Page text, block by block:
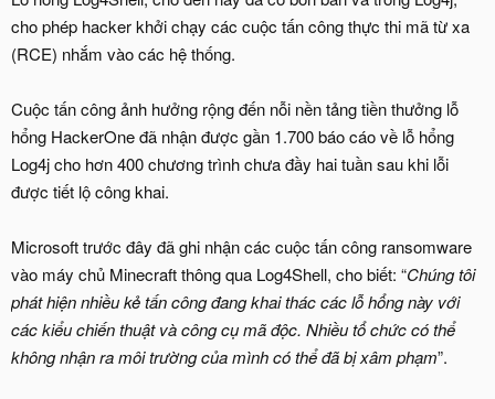
cho phép hacker khởi chạy các cuộc tấn công thực thi mã từ xa
(RCE) nhắm vào các hệ thống.
Cuộc tấn công ảnh hưởng rộng đến nỗi nền tảng tiền thưởng lỗ
hổng HackerOne đã nhận được gần 1.700 báo cáo về lỗ hổng
Log4j cho hơn 400 chương trình chưa đầy hai tuần sau khi lỗi
được tiết lộ công khai.
Microsoft trước đây đã ghi nhận các cuộc tấn công ransomware
vào máy chủ Minecraft thông qua Log4Shell, cho biết: “Chúng tôi
phát hiện nhiều kẻ tấn công đang khai thác các lỗ hổng này với
các kiểu chiến thuật và công cụ mã độc. Nhiều tổ chức có thể
không nhận ra môi trường của mình có thể đã bị xâm phạm”.